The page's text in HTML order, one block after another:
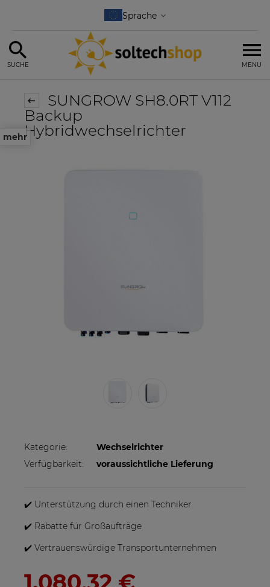
MENU
SUCHE
mehr
SUNGROW SH8.0RT V112
Backup
Hybridwechselrichter
Kategorie:
Wechselrichter
Verfügbarkeit:
voraussichtliche Lieferung
✔️ Unterstützung durch einen Techniker
✔️ Rabatte für Großaufträge
✔️ Vertrauenswürdige Transportunternehmen